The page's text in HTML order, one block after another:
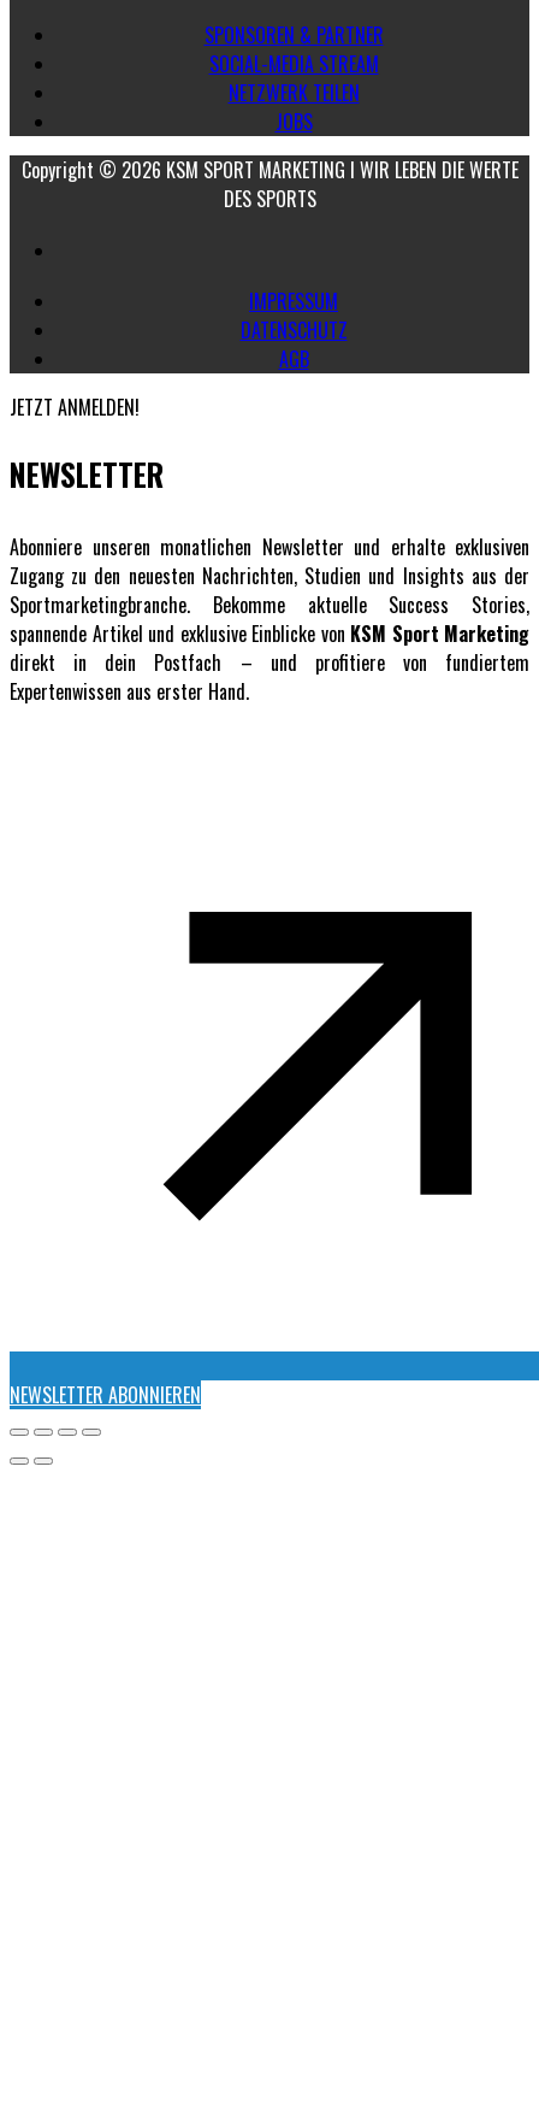
SPONSOREN & PARTNER
SOCIAL-MEDIA STREAM
NETZWERK TEILEN
JOBS
Copyright © 2026 KSM SPORT MARKETING I WIR LEBEN DIE WERTE
DES SPORTS
IMPRESSUM
DATENSCHUTZ
AGB
JETZT ANMELDEN!
NEWSLETTER
Abonniere unseren monatlichen Newsletter und erhalte exklusiven
Zugang zu den neuesten Nachrichten, Studien und Insights aus der
Sportmarketingbranche. Bekomme aktuelle Success Stories,
spannende Artikel und exklusive Einblicke von KSM Sport Marketing
direkt in dein Postfach – und profitiere von fundiertem
Expertenwissen aus erster Hand.
NEWSLETTER ABONNIEREN